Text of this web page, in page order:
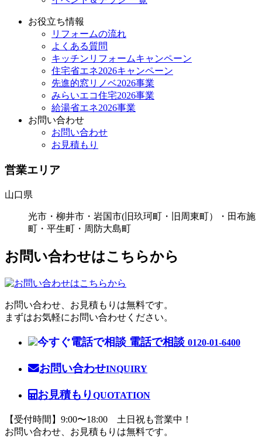
お役立ち情報
リフォームの流れ
よくある質問
キッチンリフォームキャンペーン
住宅省エネ2026キャンペーン
先進的窓リノベ2026事業
みらいエコ住宅2026事業
給湯省エネ2026事業
お問い合わせ
お問い合わせ
お見積もり
営業エリア
山口県
光市・柳井市・岩国市(旧玖珂町・旧周東町）・田布施
町・平生町・周防大島町
お問い合わせはこちらから
お問い合わせ、お見積もりは無料です。
まずはお気軽にお問い合わせください。
電話で相談 0120-01-6400
お問い合わせINQUIRY
お見積もり QUOTATION
【受付時間】9:00〜18:00 土日祝も営業中！
お問い合わせ、お見積もりは無料です。